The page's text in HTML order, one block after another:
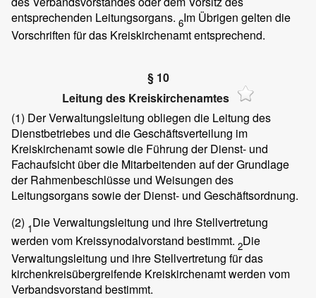
entsprechenden Leitungsorgans. 6Im Übrigen gelten die
Vorschriften für das Kreiskirchenamt entsprechend.
§ 10
Leitung des Kreiskirchenamtes
(1) Der Verwaltungsleitung obliegen die Leitung des
Dienstbetriebes und die Geschäftsverteilung im
Kreiskirchenamt sowie die Führung der Dienst- und
Fachaufsicht über die Mitarbeitenden auf der Grundlage
der Rahmenbeschlüsse und Weisungen des
Leitungsorgans sowie der Dienst- und Geschäftsordnung.
(2) 1Die Verwaltungsleitung und ihre Stellvertretung
werden vom Kreissynodalvorstand bestimmt. 2Die
Verwaltungsleitung und ihre Stellvertretung für das
kirchenkreisübergreifende Kreiskirchenamt werden vom
Verbandsvorstand bestimmt.